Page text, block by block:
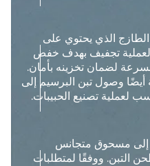
الذي يحتوي على
لعملية تجفيف بهدف خفض
لضمان تخزينه بأمان.
أيضًا وصول تبن البرسيم إلى
لعملية تصنيع الحبيبات.
إلى مسحوق متجانس
التبن. ووفقًا لمتطلبات